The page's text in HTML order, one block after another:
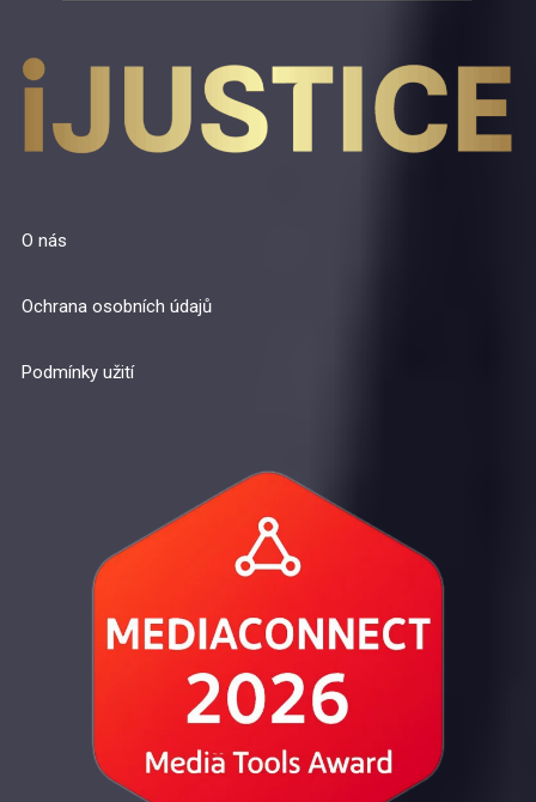
O nás
Ochrana osobních údajů
Podmínky užití